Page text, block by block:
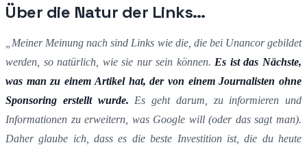
Über die Natur der Links…
„Meiner Meinung nach sind Links wie die, die bei Unancor gebildet
werden, so natürlich, wie sie nur sein können. Es ist das Nächste,
was man zu einem Artikel hat, der von einem Journalisten ohne
Sponsoring erstellt wurde. Es geht darum, zu informieren und
Informationen zu erweitern, was Google will (oder das sagt man).
Daher glaube ich, dass es die beste Investition ist, die du heute